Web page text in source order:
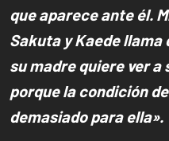
que aparece ante él.
Sakuta y Kaede
su madre quiere ver a
porque la condición
demasiado para ella».